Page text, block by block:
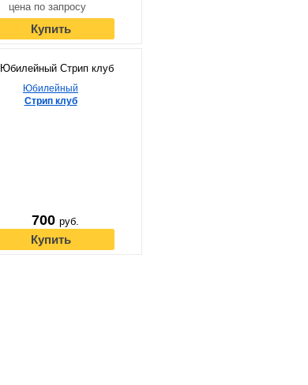
цена по запросу
Купить
700 руб.
Купить
Юбилейный
Стрип клуб